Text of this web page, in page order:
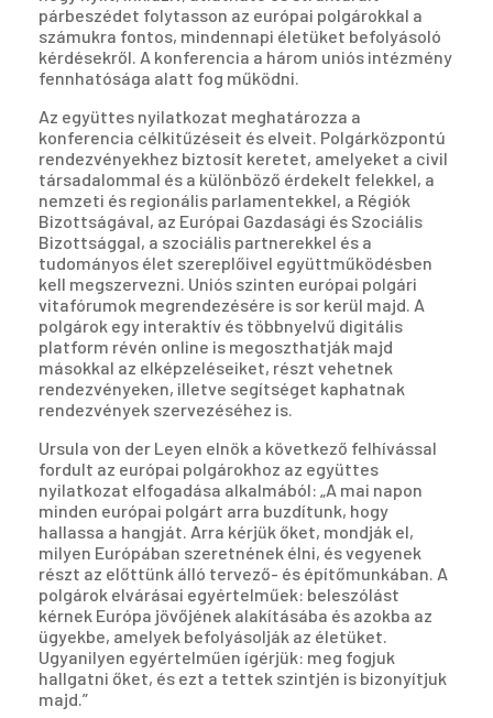
párbeszédet folytasson az európai polgárokkal a
számukra fontos, mindennapi életüket befolyásoló
kérdésekről. A konferencia a három uniós intézmény
fennhatósága alatt fog működni.
Az együttes nyilatkozat meghatározza a
konferencia célkitűzéseit és elveit. Polgárközpontú
rendezvényekhez biztosít keretet, amelyeket a civil
társadalommal és a különböző érdekelt felekkel, a
nemzeti és regionális parlamentekkel, a Régiók
Bizottságával, az Európai Gazdasági és Szociális
Bizottsággal, a szociális partnerekkel és a
tudományos élet szereplőivel együttműködésben
kell megszervezni. Uniós szinten európai polgári
vitafórumok megrendezésére is sor kerül majd. A
polgárok egy interaktív és többnyelvű digitális
platform révén online is megoszthatják majd
másokkal az elképzeléseiket, részt vehetnek
rendezvényeken, illetve segítséget kaphatnak
rendezvények szervezéséhez is.
Ursula von der Leyen elnök a következő felhívással
fordult az európai polgárokhoz az együttes
nyilatkozat elfogadása alkalmából: „A mai napon
minden európai polgárt arra buzdítunk, hogy
hallassa a hangját. Arra kérjük őket, mondják el,
milyen Európában szeretnének élni, és vegyenek
részt az előttünk álló tervező- és építőmunkában. A
polgárok elvárásai egyértelműek: beleszólást
kérnek Európa jövőjének alakításába és azokba az
ügyekbe, amelyek befolyásolják az életüket.
Ugyanilyen egyértelműen ígérjük: meg fogjuk
hallgatni őket, és ezt a tettek szintjén is bizonyítjuk
majd.”